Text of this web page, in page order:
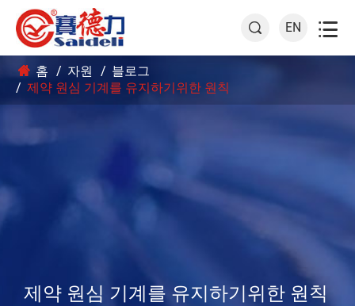
 EN 
홈 자원
블로그
제약 원심 기계를 유지하기위한 원칙
제약 원심 기계를 유지하기위한 원칙